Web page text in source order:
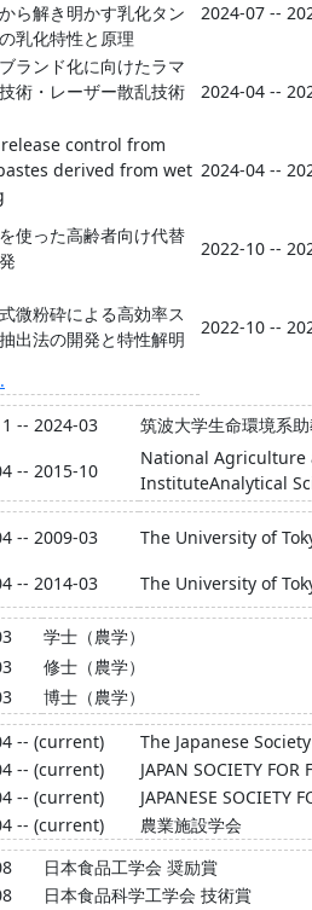
ら解き明かす乳化タン
乳化特性と原理
2024-07 --
ランド化に向けたラマ
術・レーザー散乱技術
2024-04 --
control from
derived from wet 2024-04 --
使った高齢者向け代替
2022-10 --
微粉砕による高効率ス
出法の開発と特性解明
2022-10 --
-- 2024-03
筑波大学生命環境系
-- 2015-10
National Agriculture
InstituteAnalytical
-- 2009-03
The University of
-- 2014-03
The University of
学士（農学）
修士（農学）
博士（農学）
-- (current)
The Japanese
-- (current)
JAPAN SOCIETY
-- (current)
JAPANESE SOCIETY
-- (current)
農業施設学会
日本食品工学会 奨励賞
日本食品科学工学会 技術賞